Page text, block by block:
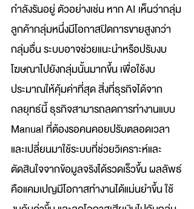
กำลังรันอยู่ ตัวอย่างเช่น หาก AI เห็นว่ากลุ่ม
ลูกค้ากลุ่มหนึ่งมีโอกาสปิดการขายสูงกว่า
กลุ่มอื่น ระบบอาจช่วยแนะนำหรือปรับงบ
โฆษณาไปยังกลุ่มนั้นมากขึ้น เพื่อใช้งบ
ประมาณให้คุ้มค่าที่สุด สิ่งที่ธุรกิจได้จาก
กลยุทธ์นี้ ธุรกิจสามารถลดการทำงานแบบ
Manual ที่ต้องรอคนคอยปรับตลอดเวลา
และเปลี่ยนมาใช้ระบบที่ช่วยวิเคราะห์และ
ตัดสินใจจากข้อมูลจริงได้รวดเร็วขึ้น ผลลัพธ์
คือแคมเปญมีโอกาสทำงานได้แม่นยำขึ้น ใช้